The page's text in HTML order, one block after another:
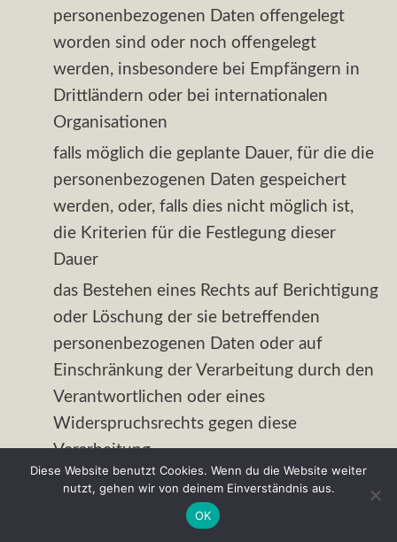
personenbezogenen Daten offengelegt
worden sind oder noch offengelegt
werden, insbesondere bei Empfängern in
Drittländern oder bei internationalen
Organisationen
falls möglich die geplante Dauer, für die die
personenbezogenen Daten gespeichert
werden, oder, falls dies nicht möglich ist,
die Kriterien für die Festlegung dieser
Dauer
das Bestehen eines Rechts auf Berichtigung
oder Löschung der sie betreffenden
personenbezogenen Daten oder auf
Einschränkung der Verarbeitung durch den
Verantwortlichen oder eines
Widerspruchsrechts gegen diese
Verarbeitung
das Bestehen eines Beschwerderechts bei
einer Aufsichtsbehörde
Diese Website benutzt Cookies. Wenn du die Website weiter
nutzt, gehen wir von deinem Einverständnis aus.
OK